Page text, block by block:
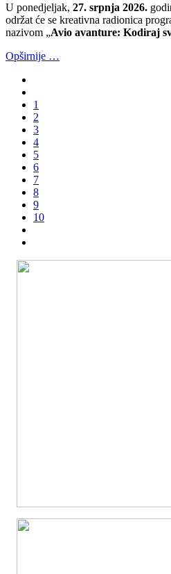
U ponedjeljak, 27. srpnja 2026.
održat će se kreativna radionica
nazivom „Avio avanture: Kodiraj
Opširnije …
1
2
3
4
5
6
7
8
9
10